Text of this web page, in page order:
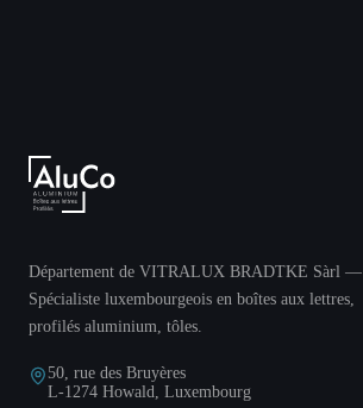
Département de VITRALUX BRADTKE Sàrl —
Spécialiste luxembourgeois en boîtes aux lettres,
profilés aluminium, tôles.
50, rue des Bruyères
L-1274 Howald, Luxembourg